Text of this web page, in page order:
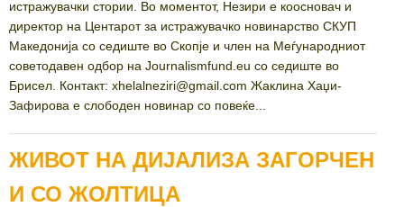
истражувачки стории. Во моментот, Незири е коосновач и
директор на Центарот за истражувачко новинарство СКУП
Македонија со седиште во Скопје и член на Меѓународниот
советодавен одбор на Journalismfund.eu со седиште во
Брисел. Контакт: xhelalneziri@gmail.com Жаклина Хаџи-
Зафирова е слободен новинар со повеќе...
ЖИВОТ НА ДИЈАЛИЗА ЗАГОРЧЕН
И СО ЖОЛТИЦА